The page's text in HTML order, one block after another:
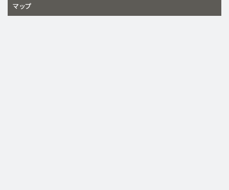
マップ